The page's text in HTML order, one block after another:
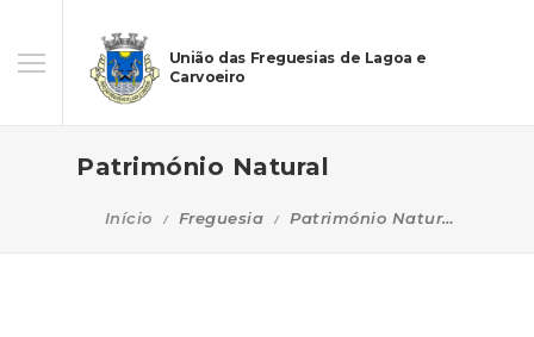
União das Freguesias de Lagoa e
Carvoeiro
Património Natural
Início Freguesia Património Natural